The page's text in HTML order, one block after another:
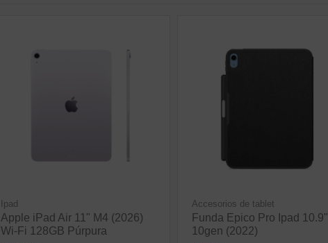
Ipad
Apple iPad Air 11" M4 (2026)
Wi-Fi 128GB Púrpura
Accesorios de tablet
Funda Epico Pro Ipad 10.9"
10gen (2022)